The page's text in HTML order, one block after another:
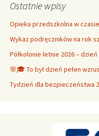
Ostatnie wpisy
Opieka przedszkolna w
Wykaz podręczników na rok
Półkolonie letnie 2026 – dzień
🌸🎓 To był dzień pełen
Tydzień dla bezpieczeństwa